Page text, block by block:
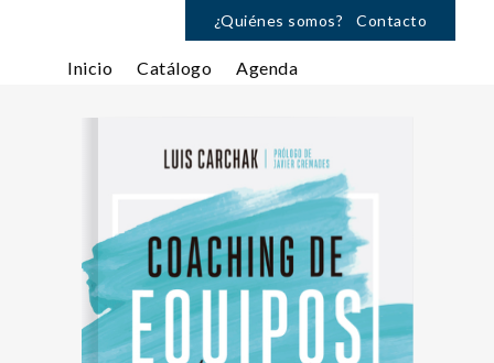
¿Quiénes somos? Contacto
Inicio Catálogo Agenda